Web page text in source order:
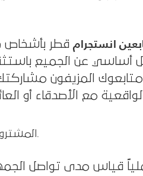
انستجرام قطر بأشخاص
عن الجميع
متابعوك المزيفون
قياس مدى تواصل